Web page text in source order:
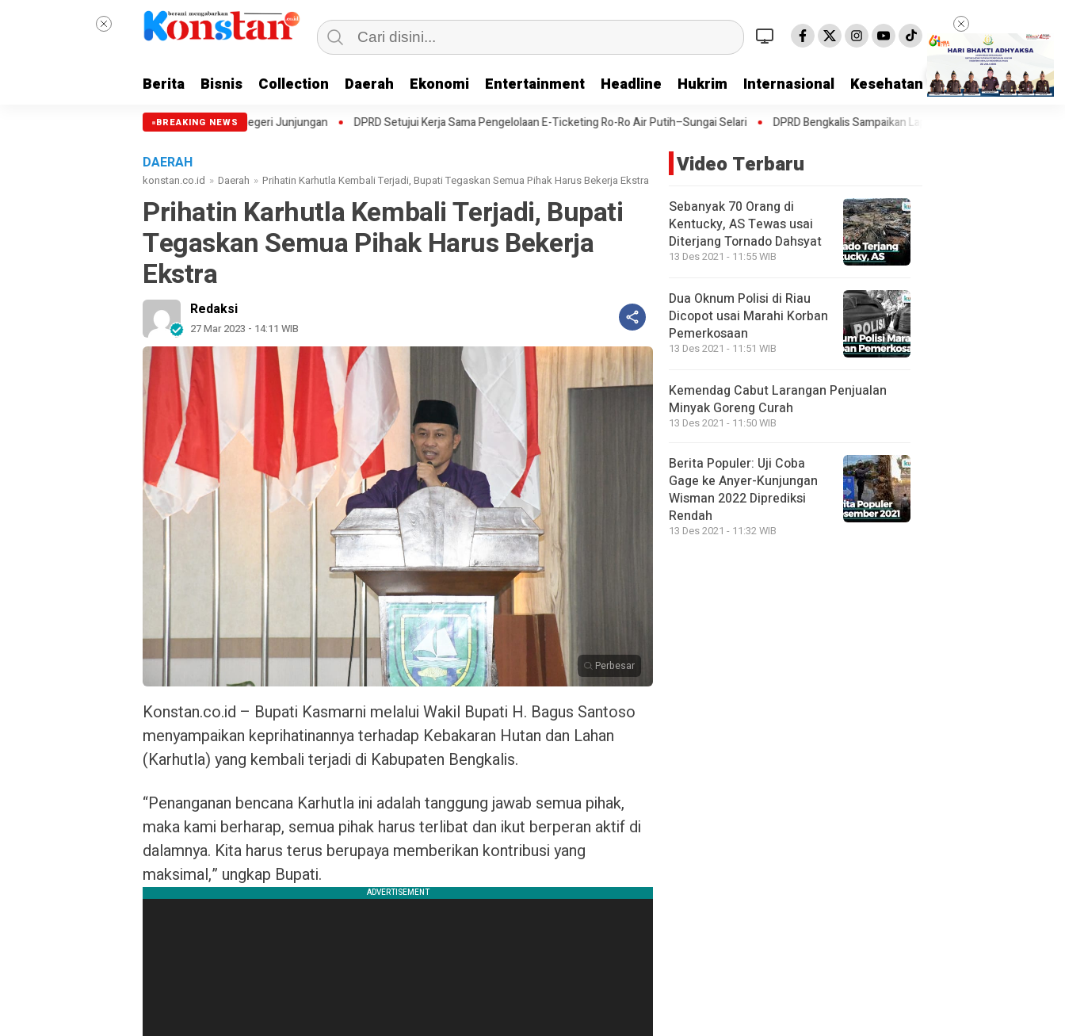
Berita Bisnis Collection Daerah Ekonomi Entertainment Headline Hukrim Internasional Kesehatan Kriminal
BREAKING NEWS
Membangun Negeri Junjungan DPRD Setujui Kerja Sama Pengelolaan E-Ticketing Ro-Ro Air Putih–Sungai Selari DPRD Bengkalis Sampaikan Laporan Banggar terhadap Ranperda
DAERAH
konstan.co.id » Daerah » Prihatin Karhutla Kembali Terjadi, Bupati Tegaskan Semua Pihak Harus Bekerja Ekstra
Prihatin Karhutla Kembali Terjadi, Bupati
Tegaskan Semua Pihak Harus Bekerja
Ekstra
Redaksi
27 Mar 2023 - 14:11 WIB
Perbesar
Konstan.co.id – Bupati Kasmarni melalui Wakil Bupati H. Bagus Santoso
menyampaikan keprihatinannya terhadap Kebakaran Hutan dan Lahan
(Karhutla) yang kembali terjadi di Kabupaten Bengkalis.
“Penanganan bencana Karhutla ini adalah tanggung jawab semua pihak,
maka kami berharap, semua pihak harus terlibat dan ikut berperan aktif di
dalamnya. Kita harus terus berupaya memberikan kontribusi yang
maksimal,” ungkap Bupati.
Video Terbaru
Sebanyak 70 Orang di
Kentucky, AS Tewas usai
Diterjang Tornado Dahsyat
13 Des 2021 - 11:55 WIB
Dua Oknum Polisi di Riau
Dicopot usai Marahi Korban
Pemerkosaan
13 Des 2021 - 11:51 WIB
Kemendag Cabut Larangan Penjualan
Minyak Goreng Curah
13 Des 2021 - 11:50 WIB
Berita Populer: Uji Coba
Gage ke Anyer-Kunjungan
Wisman 2022 Diprediksi
Rendah
13 Des 2021 - 11:32 WIB